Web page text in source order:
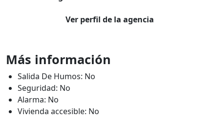
Ver perfil de la agencia
Más información
Salida De Humos: No
Seguridad: No
Alarma: No
Vivienda accesible: No